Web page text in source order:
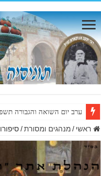
ערב יום השואה והגבורה
ראשי / מנהגים ומסורת/